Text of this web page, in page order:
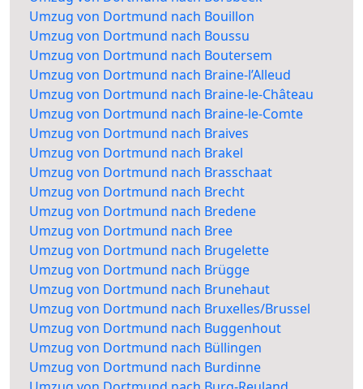
Umzug von Dortmund nach Bouillon
Umzug von Dortmund nach Boussu
Umzug von Dortmund nach Boutersem
Umzug von Dortmund nach Braine-l’Alleud
Umzug von Dortmund nach Braine-le-Château
Umzug von Dortmund nach Braine-le-Comte
Umzug von Dortmund nach Braives
Umzug von Dortmund nach Brakel
Umzug von Dortmund nach Brasschaat
Umzug von Dortmund nach Brecht
Umzug von Dortmund nach Bredene
Umzug von Dortmund nach Bree
Umzug von Dortmund nach Brugelette
Umzug von Dortmund nach Brügge
Umzug von Dortmund nach Brunehaut
Umzug von Dortmund nach Bruxelles/Brussel
Umzug von Dortmund nach Buggenhout
Umzug von Dortmund nach Büllingen
Umzug von Dortmund nach Burdinne